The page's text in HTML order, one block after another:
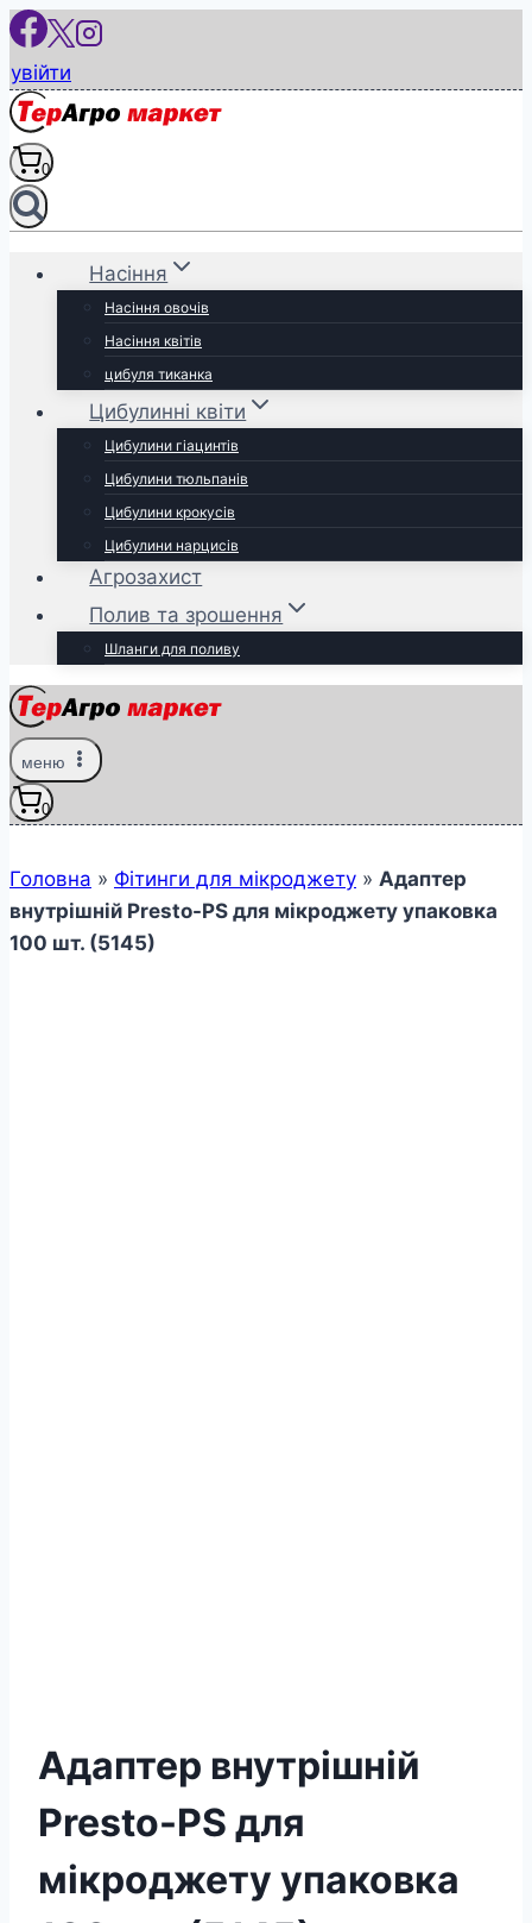
Перейти
вмісту
увійти
0
Насіння
Насіння овочів
Насіння квітів
цибуля тиканка
Цибулинні квіти
Цибулини гіацинтів
Цибулини тюльпанів
Цибулини крокусів
Цибулини нарцисів
Агрозахист
Полив та зрошення
Шланги для поливу
меню
0
Головна » Фітинги для мікроджету » Адаптер
внутрішній Presto-PS для мікроджету упаковка
100 шт. (5145)
Адаптер внутрішній
Presto-PS для
мікроджету упаковка